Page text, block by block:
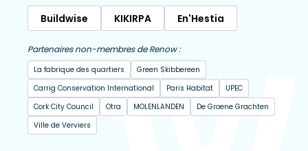
Buildwise
KIKIRPA En'Hestia
Partenaires non-membres de Renow :
La fabrique des quartiers
Green Skibbereen
Carrig Conservation International
Paris Habitat
UPEC
Cork City Council
Otra MOLENLANDEN
De Groene Grachten
Ville de Verviers